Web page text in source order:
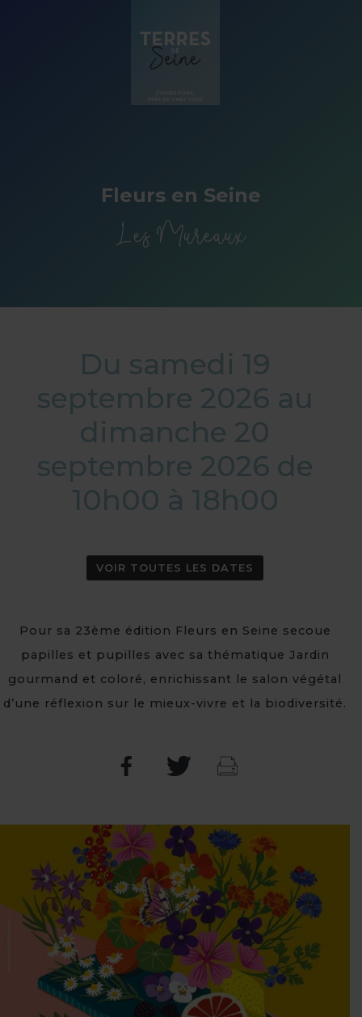
Fleurs en Seine
Les Mureaux
Du samedi 19
septembre 2026 au
dimanche 20
septembre 2026 de
10h00 à 18h00
VOIR TOUTES LES DATES
Pour sa 23ème édition Fleurs en Seine secoue
papilles et pupilles avec sa thématique Jardin
gourmand et coloré, enrichissant le salon végétal
d’une réflexion sur le mieux-vivre et la biodiversité.